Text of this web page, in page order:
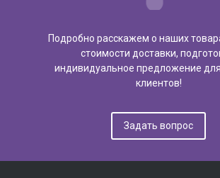
Подробно расскажем о наших
стоимости доставки,
индивидуальное предложение
клиентов!
Задать вопрос